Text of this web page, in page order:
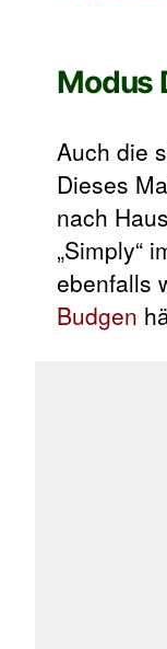
Modus
Auch die
Dieses
nach
„Simply“
ebenfalls
Budgen